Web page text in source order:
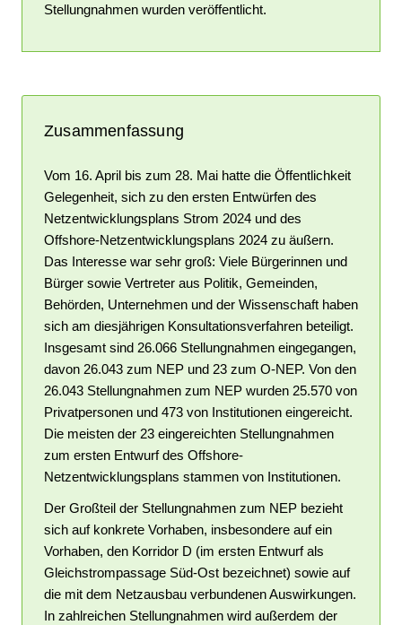
Stellungnahmen wurden veröffentlicht.
Zusammenfassung
Vom 16. April bis zum 28. Mai hatte die Öffentlichkeit
Gelegenheit, sich zu den ersten Entwürfen des
Netzentwicklungsplans Strom 2024 und des
Offshore-Netzentwicklungsplans 2024 zu äußern.
Das Interesse war sehr groß: Viele Bürgerinnen und
Bürger sowie Vertreter aus Politik, Gemeinden,
Behörden, Unternehmen und der Wissenschaft haben
sich am diesjährigen Konsultationsverfahren beteiligt.
Insgesamt sind 26.066 Stellungnahmen eingegangen,
davon 26.043 zum NEP und 23 zum O-NEP. Von den
26.043 Stellungnahmen zum NEP wurden 25.570 von
Privatpersonen und 473 von Institutionen eingereicht.
Die meisten der 23 eingereichten Stellungnahmen
zum ersten Entwurf des Offshore-
Netzentwicklungsplans stammen von Institutionen.
Der Großteil der Stellungnahmen zum NEP bezieht
sich auf konkrete Vorhaben, insbesondere auf ein
Vorhaben, den Korridor D (im ersten Entwurf als
Gleichstrompassage Süd-Ost bezeichnet) sowie auf
die mit dem Netzausbau verbundenen Auswirkungen.
In zahlreichen Stellungnahmen wird außerdem der